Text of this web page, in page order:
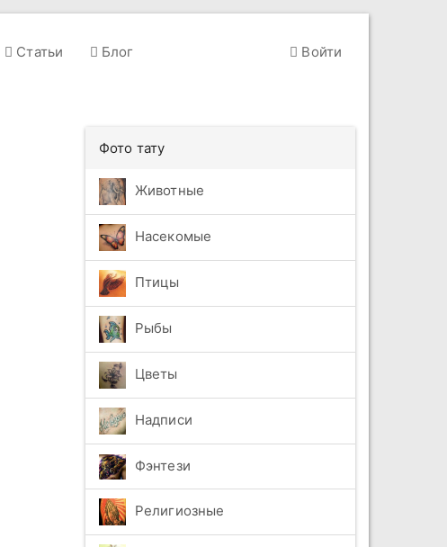
Статьи Блог Войти
Фото тату
Животные
Насекомые
Птицы
Рыбы
Цветы
Надписи
Фэнтези
Религиозные